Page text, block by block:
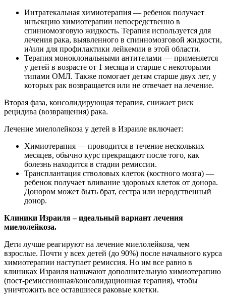
Интратекальная химиотерапия — ребенок получает
инъекцию химиотерапии непосредственно в
спинномозговую жидкость. Терапия используется для
лечения рака, выявленного в спинномозговой жидкости,
и/или для профилактики лейкемии в этой области.
Терапия моноклональными антителами — применяется
у детей в возрасте от 1 месяца и старше с некоторыми
типами ОМЛ. Также помогает детям старше двух лет, у
которых рак возвращается или не отвечает на лечение.
Вторая фаза, консолидирующая терапия, снижает риск
рецидива (возвращения) рака.
Лечение миелолейкоза у детей в Израиле включает:
Химиотерапия — проводится в течение нескольких
месяцев, обычно курс прекращают после того, как
болезнь находится в стадии ремиссии.
Трансплантация стволовых клеток (костного мозга) —
ребенок получает вливание здоровых клеток от донора.
Донором может быть брат, сестра или неродственный
донор.
Клиники Израиля – идеальный вариант лечения
миелолейкоза.
Дети лучше реагируют на лечение миелолейкоза, чем
взрослые. Почти у всех детей (до 90%) после начального курса
химиотерапии наступает ремиссия. Но им все равно в
клиниках Израиля назначают дополнительную химиотерапию
(пост-ремиссионная/консолидационная терапия), чтобы
уничтожить все оставшиеся раковые клетки.